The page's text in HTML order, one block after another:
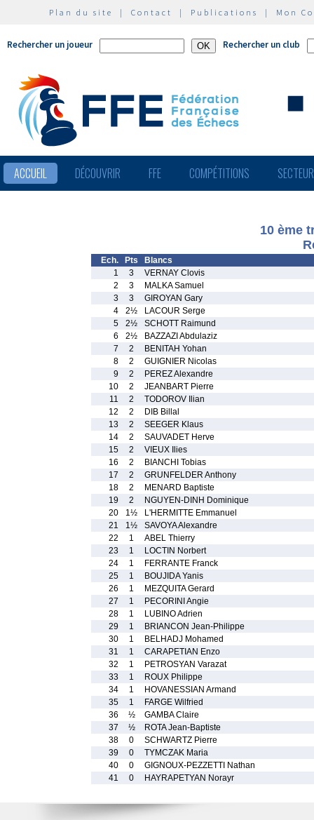
Plan du site | Contact | Publications | Mon
Rechercher un joueur Rechercher un club
ACCUEIL DÉCOUVRIR FFE COMPÉTITIONS
10 ème
Ech. Pts
Blancs
1
3
VERNAY Clovis
2
3
MALKA Samuel
3
3
GIROYAN Gary
4
2½
LACOUR Serge
5
2½
SCHOTT Raimund
6
2½
BAZZAZI Abdulaziz
7
2
BENITAH Yohan
8
2
GUIGNIER Nicolas
9
2
PEREZ Alexandre
10
2
JEANBART Pierre
11
2
TODOROV Ilian
12
2
DIB Billal
13
2
SEEGER Klaus
14
2
SAUVADET Herve
15
2
VIEUX Ilies
16
2
BIANCHI Tobias
17
2
GRUNFELDER Anthony
18
2
MENARD Baptiste
19
2
NGUYEN-DINH Dominique
20
1½
L'HERMITTE Emmanuel
21
1½
SAVOYA Alexandre
22
1
ABEL Thierry
23
1
LOCTIN Norbert
24
1
FERRANTE Franck
25
1
BOUJIDA Yanis
26
1
MEZQUITA Gerard
27
1
PECORINI Angie
28
1
LUBINO Adrien
29
1
BRIANCON Jean-Philippe
30
1
BELHADJ Mohamed
31
1
CARAPETIAN Enzo
32
1
PETROSYAN Varazat
33
1
ROUX Philippe
34
1
HOVANESSIAN Armand
35
1
FARGE Wilfried
36
½
GAMBA Claire
37
½
ROTA Jean-Baptiste
38
0
SCHWARTZ Pierre
39
0
TYMCZAK Maria
40
0
GIGNOUX-PEZZETTI Nathan
41
0 HAYRAPETYAN Norayr